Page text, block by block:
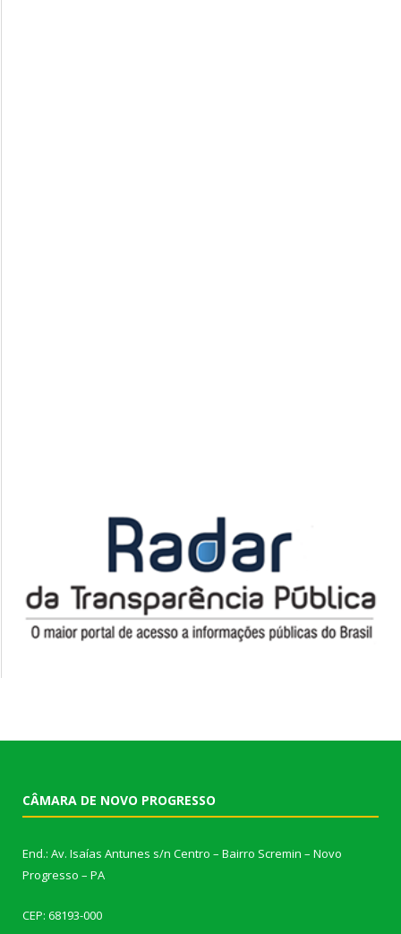
CÂMARA DE NOVO PROGRESSO
End.: Av. Isaías Antunes s/n Centro – Bairro Scremin – Novo
Progresso – PA
CEP: 68193-000